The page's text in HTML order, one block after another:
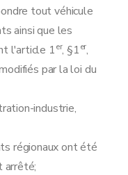
tout véhicule
ainsi que les
l'article 1er, §1er,
par la loi du
industrie,
régionaux ont été
arrêté;